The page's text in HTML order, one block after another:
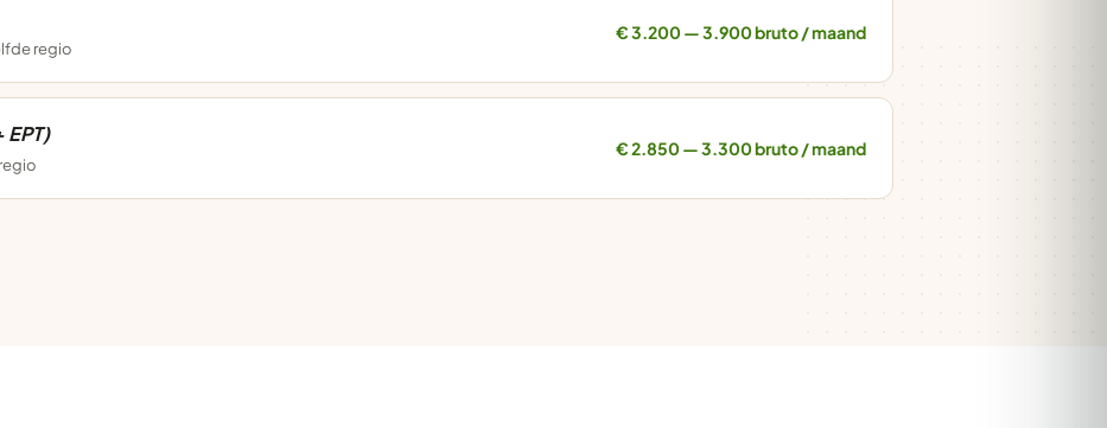
regio
€ 3.200 — 3.900 bruto / maand
EPT)
€ 2.850 — 3.300 bruto / maand